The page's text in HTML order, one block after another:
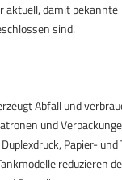
aktuell, damit bekannte
sind.
Abfall und
und
Papier-
reduzieren